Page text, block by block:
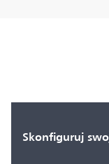
Skonfiguruj